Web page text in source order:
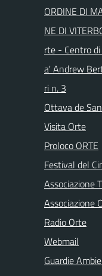
ORDINE DI
NE DI
rte - Centro
a' Andrew
ri n. 3
Ottava de
Visita Orte
Proloco ORTE
Festival del
Associazione
Associazione
Radio Orte
Webmail
Guardie